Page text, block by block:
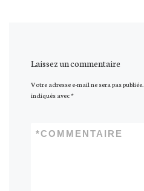
Laissez un commentaire
Votre adresse e-mail ne sera pas publiée.
indiqués avec*
COMMENTAIRE
*